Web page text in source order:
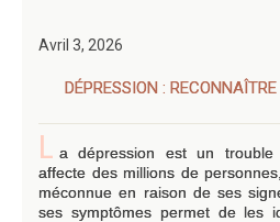
Avril 3, 2026
DÉPRESSION :
L a dépression est un trouble
affecte des millions de
méconnue en raison de ses
ses symptômes permet de les